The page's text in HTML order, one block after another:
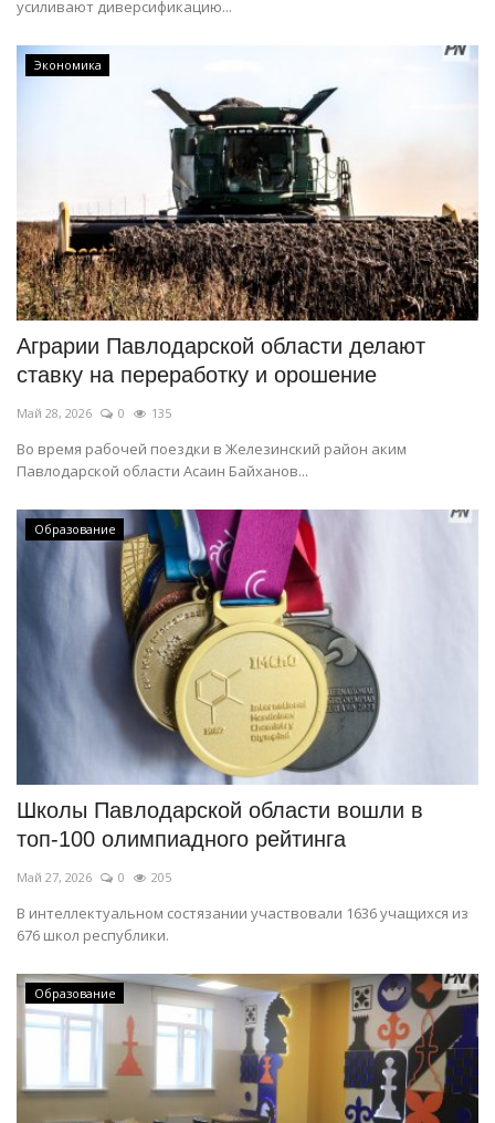
усиливают диверсификацию...
Экономика
Аграрии Павлодарской области делают
ставку на переработку и орошение
Май 28, 2026 0 135
Во время рабочей поездки в Железинский район аким
Павлодарской области Асаин Байханов...
Образование
Школы Павлодарской области вошли в
топ-100 олимпиадного рейтинга
Май 27, 2026 0 205
В интеллектуальном состязании участвовали 1636 учащихся из
676 школ республики.
Образование